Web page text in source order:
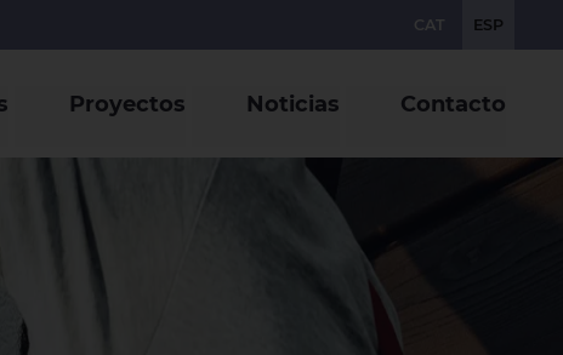
CAT ESP
Proyectos Noticias Contacto